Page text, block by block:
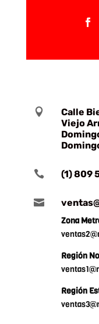

Calle
Viejo
 (1) 809

Zona
Región
Región